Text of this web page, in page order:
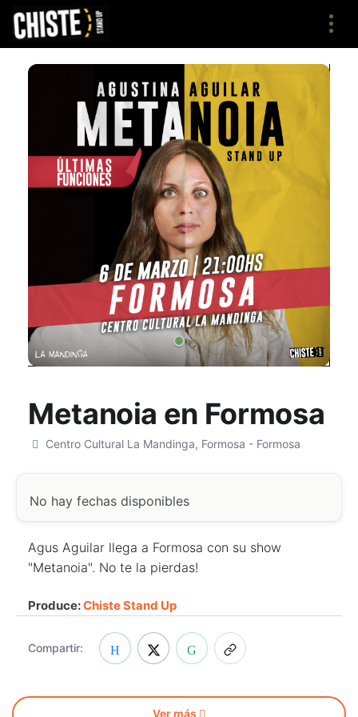
Metanoia en Formosa
Centro Cultural La Mandinga, Formosa - Formosa
No hay fechas disponibles
Agus Aguilar llega a Formosa con su show
"Metanoia". No te la pierdas!
Produce:Chiste Stand Up
Compartir:
Ver más